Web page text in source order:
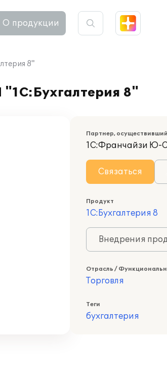
О продукции
8"
8"
Партнер,
1С:Франчайзи Ю-
Связаться
Продукт
1С:Бухгалтерия 8
Внедрения
Отрасль /
Торговля
Теги
бухгалтерия